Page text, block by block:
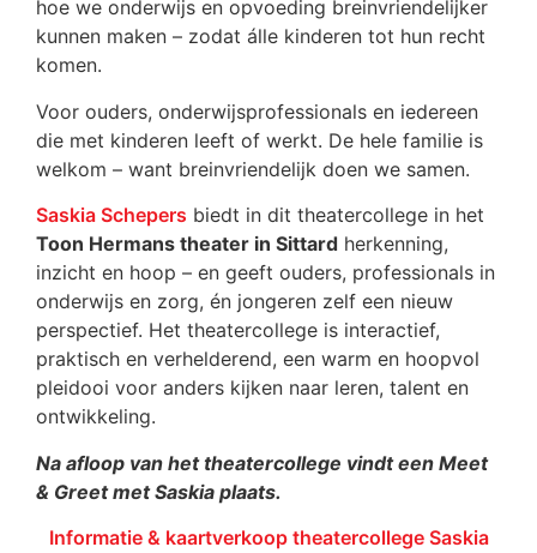
hoe we onderwijs en opvoeding breinvriendelijker
kunnen maken – zodat álle kinderen tot hun recht
komen.
Voor ouders, onderwijsprofessionals en iedereen
die met kinderen leeft of werkt. De hele familie is
welkom – want breinvriendelijk doen we samen.
Saskia Schepers biedt in dit theatercollege in het
Toon Hermans theater in Sittard herkenning,
inzicht en hoop – en geeft ouders, professionals in
onderwijs en zorg, én jongeren zelf een nieuw
perspectief. Het theatercollege is interactief,
praktisch en verhelderend, een warm en hoopvol
pleidooi voor anders kijken naar leren, talent en
ontwikkeling.
Na afloop van het theatercollege vindt een Meet
& Greet met Saskia plaats.
Informatie & kaartverkoop theatercollege Saskia